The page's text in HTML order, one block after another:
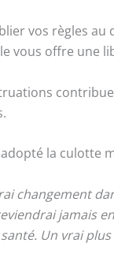
vos règles
vous offre une
la culotte
changement
jamais
Un vrai plus